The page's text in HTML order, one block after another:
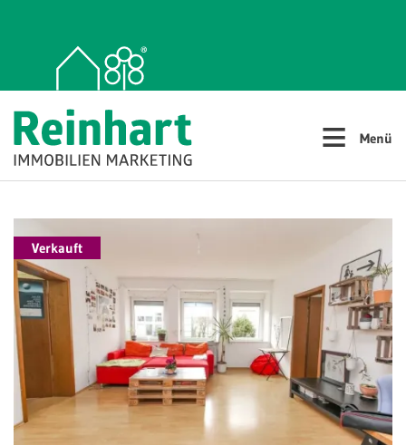
≡ Menü
Verkauft